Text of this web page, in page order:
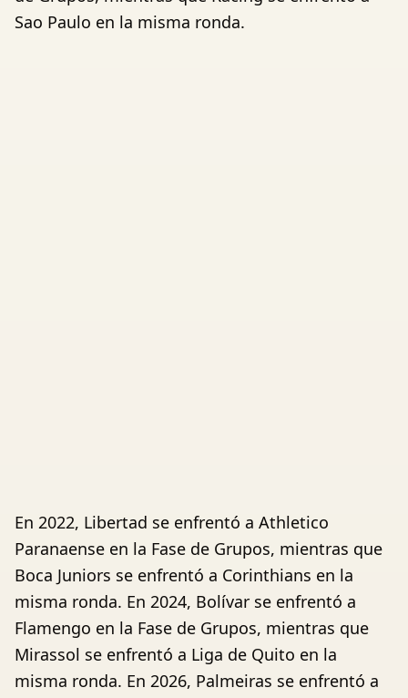
Sao Paulo en la misma ronda.
En 2022, Libertad se enfrentó a Athletico
Paranaense en la Fase de Grupos, mientras que
Boca Juniors se enfrentó a Corinthians en la
misma ronda. En 2024, Bolívar se enfrentó a
Flamengo en la Fase de Grupos, mientras que
Mirassol se enfrentó a Liga de Quito en la
misma ronda. En 2026, Palmeiras se enfrentó a